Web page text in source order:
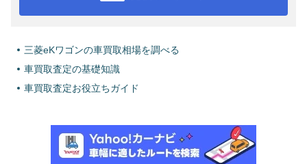
三菱eKワゴンの車買取相場を調べる
車買取査定の基礎知識
車買取査定お役立ちガイド